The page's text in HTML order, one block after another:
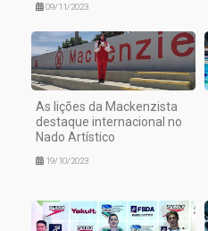
09/11/2023
As lições da Mackenzista
destaque internacional no
Nado Artístico
19/10/2023